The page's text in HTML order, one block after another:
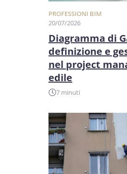
PROFESSIONI BIM
20/07/2026
Diagramma di
definizione e
nel project
edile
7 minuti